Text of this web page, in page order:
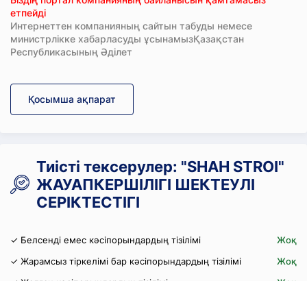
етпейді
Интернеттен компанияның сайтын табуды немесе
министрлікке хабарласуды ұсынамызҚазақстан
Республикасының Әділет
Қосымша ақпарат
Тиісті тексерулер: "SHAH STROI"
ЖАУАПКЕРШІЛІГІ ШЕКТЕУЛІ
СЕРІКТЕСТІГІ
✓ Белсенді емес кәсіпорындардың тізілімі
Жоқ
✓ Жарамсыз тіркелімі бар кәсіпорындардың тізілімі
Жоқ